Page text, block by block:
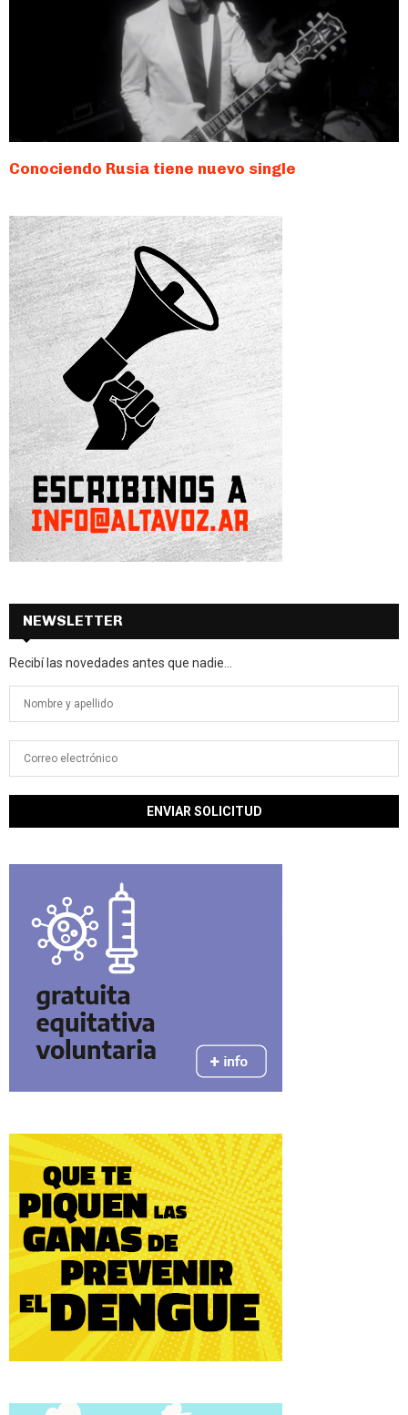
Conociendo Rusia tiene nuevo single
NEWSLETTER
Recibí las novedades antes que nadie...